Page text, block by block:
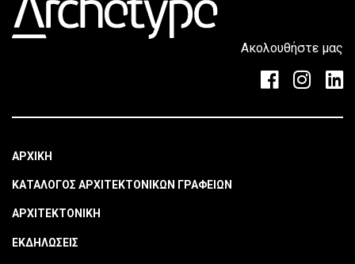
Ακολουθήστε μας
ΑΡΧΙΚΗ
ΚΑΤΑΛΟΓΟΣ ΑΡΧΙΤΕΚΤΟΝΙΚΩΝ ΓΡΑΦΕΙΩΝ
ΑΡΧΙΤΕΚΤΟΝΙΚΗ
ΕΚΔΗΛΩΣΕΙΣ